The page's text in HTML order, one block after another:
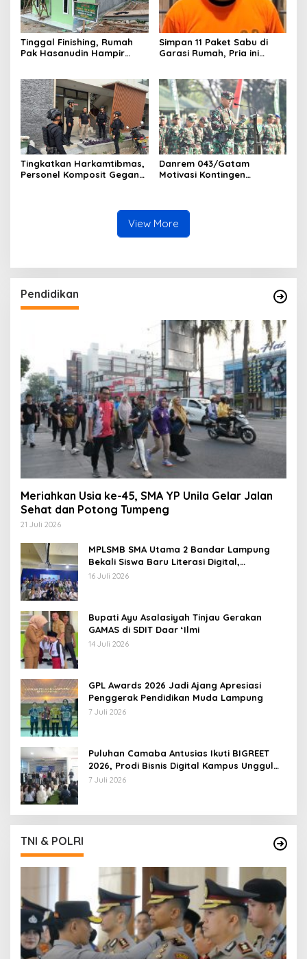
Tinggal Finishing, Rumah
Pak Hasanudin Hampir
Membangun Desa)
Simpan 11 Paket Sabu di
Garasi Rumah, Pria ini
Tingkatkan Harkamtibmas,
Personel Komposit Gegana
Keramaian dan Rumah
Danrem 043/Gatam
Motivasi Kontingen
Lomba Binsat Kodam
XXI/Radin Inten
View More
Pendidikan
Meriahkan Usia ke-45, SMA YP Unila Gelar Jalan
Sehat dan Potong Tumpeng
21 Juli 2026
MPLSMB SMA Utama 2 Bandar Lampung
Bekali Siswa Baru Literasi Digital,
Jurnalistik, dan Etika Bermedia Sosial
16 Juli 2026
Bupati Ayu Asalasiyah Tinjau Gerakan
GAMAS di SDIT Daar ‘Ilmi
14 Juli 2026
GPL Awards 2026 Jadi Ajang Apresiasi
Penggerak Pendidikan Muda Lampung
7 Juli 2026
Puluhan Camaba Antusias Ikuti BIGREET
2026, Prodi Bisnis Digital Kampus Unggul
IIB Darmajaya Hadirkan Deretan
7 Juli 2026
TNI & POLRI